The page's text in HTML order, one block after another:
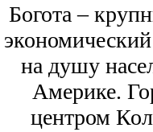
Богота –
на душу
Америке.
центром